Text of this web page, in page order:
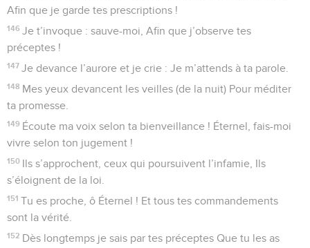
Afin que je garde tes prescriptions !
146 Je t’invoque : sauve-moi, Afin que j’observe tes
préceptes !
147 Je devance l’aurore et je crie : Je m’attends à ta parole.
148 Mes yeux devancent les veilles (de la nuit) Pour méditer
ta promesse.
149 Écoute ma voix selon ta bienveillance ! Éternel, fais-moi
vivre selon ton jugement !
150 Ils s’approchent, ceux qui poursuivent l’infamie, Ils
s’éloignent de la loi.
151 Tu es proche, ô Éternel ! Et tous tes commandements
sont la vérité.
152 Dès longtemps je sais par tes préceptes Que tu les as